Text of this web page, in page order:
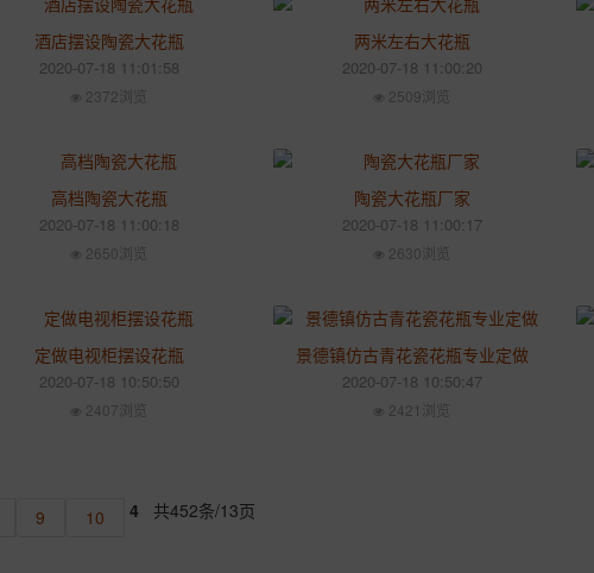
酒店摆设陶瓷大花瓶
2020-07-18 11:01:58
2372浏览
两米左右大花瓶
2020-07-18 11:00:20
2509浏览
高档陶瓷大花瓶
2020-07-18 11:00:18
2650浏览
陶瓷大花瓶厂家
2020-07-18 11:00:17
2630浏览
定做电视柜摆设花瓶
2020-07-18 10:50:50
2407浏览
景德镇仿古青花瓷花瓶专业定做
2020-07-18 10:50:47
2421浏览
4
9 10 共452条/13页